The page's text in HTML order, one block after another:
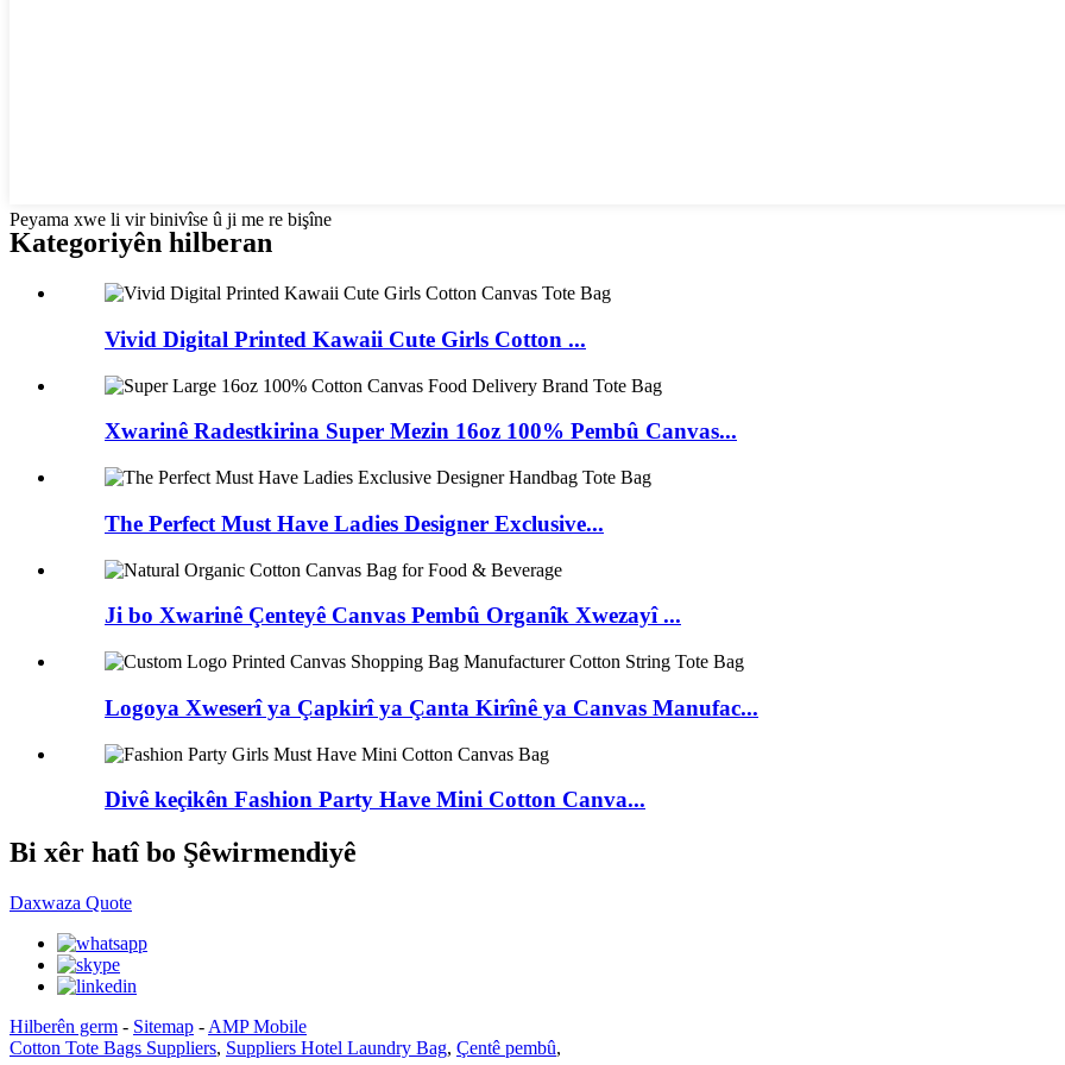
Peyama xwe li vir binivîse û ji me re bişîne
Kategoriyên hilberan
Vivid Digital Printed Kawaii Cute Girls Cotton ...
Xwarinê Radestkirina Super Mezin 16oz 100% Pembû Canvas...
The Perfect Must Have Ladies Designer Exclusive...
Ji bo Xwarinê Çenteyê Canvas Pembû Organîk Xwezayî ...
Logoya Xweserî ya Çapkirî ya Çanta Kirînê ya Canvas Manufac...
Divê keçikên Fashion Party Have Mini Cotton Canva...
Bi xêr hatî bo Şêwirmendiyê
Daxwaza Quote
Hilberên germ - Sitemap - AMP Mobile
Cotton Tote Bags Suppliers, Suppliers Hotel Laundry Bag, Çentê pembû,